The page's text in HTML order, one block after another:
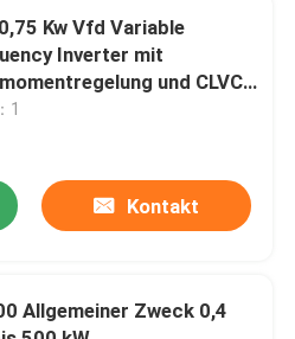
Antrieb
Kw Vfd Variable
Inverter mit
und CLVC
Drehzahlregelung
1
Kontakt
Allgemeiner Zweck 0,4